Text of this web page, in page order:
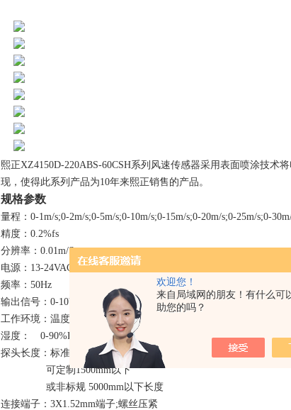
欢迎您！
来自局域网的朋友！有什么可
助您的吗？
熙正XZ4150D-220ABS-60CSH系列风速传感器采用表面喷涂技
现，使得此系列产品为10年来熙正销售的产品。
规格参数
量程：0-1m/s;0-2m/s;0-5m/s;0-10m/s;0-15m/s;0-20m/s;0-25m/s;0-
精度：0.2%fs
分辨率：0.01m/S
电源：13-24VAC(DC)
频率：50Hz
输出信号：0-10VDC;4-20mA;(非标准0-5V,Rs485);定制
工作环境：温度:-5~+70℃；
湿度： 0-90%RH不凝露
探头长度：标准220mm
可定制1500mm以下
或非标规 5000mm以下长度
连接端子：3X1.52mm端子;螺丝压紧